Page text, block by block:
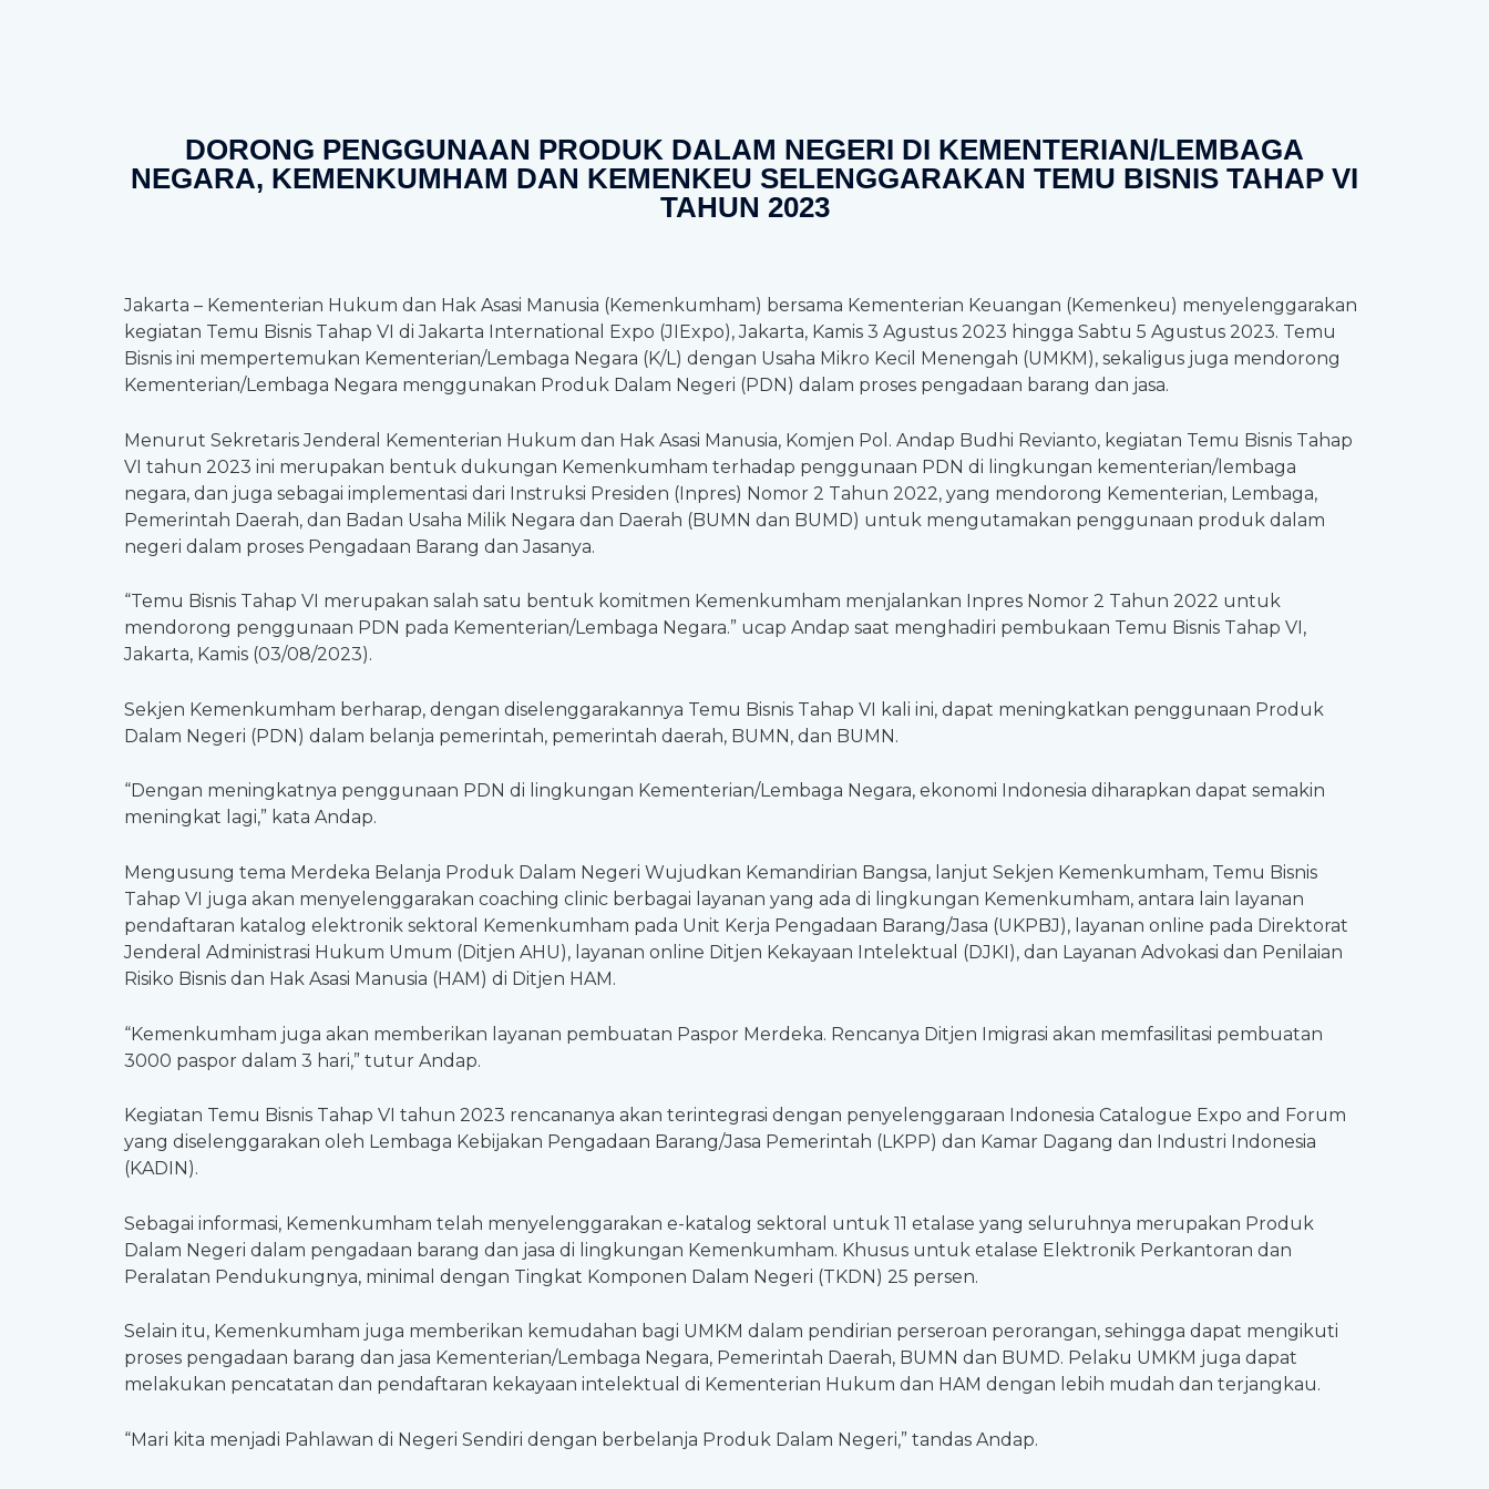
DORONG PENGGUNAAN PRODUK DALAM NEGERI DI KEMENTERIAN/LEMBAGA
NEGARA, KEMENKUMHAM DAN KEMENKEU SELENGGARAKAN TEMU BISNIS TAHAP VI
TAHUN 2023
Jakarta – Kementerian Hukum dan Hak Asasi Manusia (Kemenkumham) bersama Kementerian Keuangan (Kemenkeu) menyelenggarakan
kegiatan Temu Bisnis Tahap VI di Jakarta International Expo (JIExpo), Jakarta, Kamis 3 Agustus 2023 hingga Sabtu 5 Agustus 2023. Temu
Bisnis ini mempertemukan Kementerian/Lembaga Negara (K/L) dengan Usaha Mikro Kecil Menengah (UMKM), sekaligus juga mendorong
Kementerian/Lembaga Negara menggunakan Produk Dalam Negeri (PDN) dalam proses pengadaan barang dan jasa.
Menurut Sekretaris Jenderal Kementerian Hukum dan Hak Asasi Manusia, Komjen Pol. Andap Budhi Revianto, kegiatan Temu Bisnis Tahap
VI tahun 2023 ini merupakan bentuk dukungan Kemenkumham terhadap penggunaan PDN di lingkungan kementerian/lembaga
negara, dan juga sebagai implementasi dari Instruksi Presiden (Inpres) Nomor 2 Tahun 2022, yang mendorong Kementerian, Lembaga,
Pemerintah Daerah, dan Badan Usaha Milik Negara dan Daerah (BUMN dan BUMD) untuk mengutamakan penggunaan produk dalam
negeri dalam proses Pengadaan Barang dan Jasanya.
“Temu Bisnis Tahap VI merupakan salah satu bentuk komitmen Kemenkumham menjalankan Inpres Nomor 2 Tahun 2022 untuk
mendorong penggunaan PDN pada Kementerian/Lembaga Negara.” ucap Andap saat menghadiri pembukaan Temu Bisnis Tahap VI,
Jakarta, Kamis (03/08/2023).
Sekjen Kemenkumham berharap, dengan diselenggarakannya Temu Bisnis Tahap VI kali ini, dapat meningkatkan penggunaan Produk
Dalam Negeri (PDN) dalam belanja pemerintah, pemerintah daerah, BUMN, dan BUMN.
“Dengan meningkatnya penggunaan PDN di lingkungan Kementerian/Lembaga Negara, ekonomi Indonesia diharapkan dapat semakin
meningkat lagi,” kata Andap.
Mengusung tema Merdeka Belanja Produk Dalam Negeri Wujudkan Kemandirian Bangsa, lanjut Sekjen Kemenkumham, Temu Bisnis
Tahap VI juga akan menyelenggarakan coaching clinic berbagai layanan yang ada di lingkungan Kemenkumham, antara lain layanan
pendaftaran katalog elektronik sektoral Kemenkumham pada Unit Kerja Pengadaan Barang/Jasa (UKPBJ), layanan online pada Direktorat
Jenderal Administrasi Hukum Umum (Ditjen AHU), layanan online Ditjen Kekayaan Intelektual (DJKI), dan Layanan Advokasi dan Penilaian
Risiko Bisnis dan Hak Asasi Manusia (HAM) di Ditjen HAM.
“Kemenkumham juga akan memberikan layanan pembuatan Paspor Merdeka. Rencanya Ditjen Imigrasi akan memfasilitasi pembuatan
3000 paspor dalam 3 hari,” tutur Andap.
Kegiatan Temu Bisnis Tahap VI tahun 2023 rencananya akan terintegrasi dengan penyelenggaraan Indonesia Catalogue Expo and Forum
yang diselenggarakan oleh Lembaga Kebijakan Pengadaan Barang/Jasa Pemerintah (LKPP) dan Kamar Dagang dan Industri Indonesia
(KADIN).
Sebagai informasi, Kemenkumham telah menyelenggarakan e-katalog sektoral untuk 11 etalase yang seluruhnya merupakan Produk
Dalam Negeri dalam pengadaan barang dan jasa di lingkungan Kemenkumham. Khusus untuk etalase Elektronik Perkantoran dan
Peralatan Pendukungnya, minimal dengan Tingkat Komponen Dalam Negeri (TKDN) 25 persen.
Selain itu, Kemenkumham juga memberikan kemudahan bagi UMKM dalam pendirian perseroan perorangan, sehingga dapat mengikuti
proses pengadaan barang dan jasa Kementerian/Lembaga Negara, Pemerintah Daerah, BUMN dan BUMD. Pelaku UMKM juga dapat
melakukan pencatatan dan pendaftaran kekayaan intelektual di Kementerian Hukum dan HAM dengan lebih mudah dan terjangkau.
“Mari kita menjadi Pahlawan di Negeri Sendiri dengan berbelanja Produk Dalam Negeri,” tandas Andap.